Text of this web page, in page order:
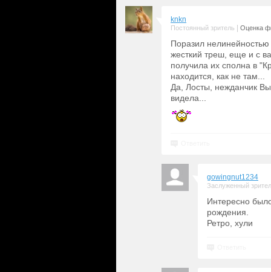
knkn
Постоянный зритель Оценка
Поразил
жесткий треш, еще и с
получила их сполна в
находится, как не там...
Да, Лосты, нежданчик
видела...
gowingnut1234
Заслуженный
Интересно
рождения.
Ретро, хули